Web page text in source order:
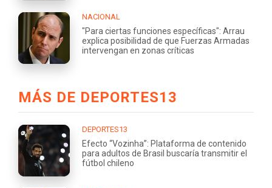
NACIONAL
"Para ciertas funciones específicas": Arrau
explica posibilidad de que Fuerzas Armadas
intervengan en zonas críticas
MÁS DE DEPORTES13
DEPORTES13
Efecto “Vozinha”: Plataforma de contenido
para adultos de Brasil buscaría transmitir el
fútbol chileno